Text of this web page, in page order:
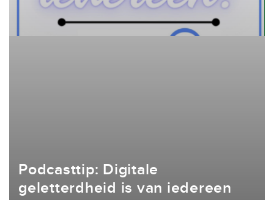
Podcasttip: Digitale
geletterdheid is van iedereen